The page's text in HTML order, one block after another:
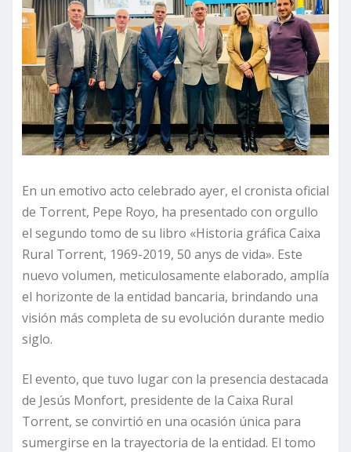
En un emotivo acto celebrado ayer, el cronista oficial
de Torrent, Pepe Royo, ha presentado con orgullo
el segundo tomo de su libro «Historia gráfica Caixa
Rural Torrent, 1969-2019, 50 anys de vida». Este
nuevo volumen, meticulosamente elaborado, amplía
el horizonte de la entidad bancaria, brindando una
visión más completa de su evolución durante medio
siglo.
El evento, que tuvo lugar con la presencia destacada
de Jesús Monfort, presidente de la Caixa Rural
Torrent, se convirtió en una ocasión única para
sumergirse en la trayectoria de la entidad. El tomo